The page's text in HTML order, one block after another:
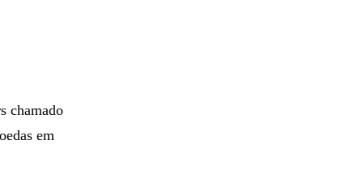
chamado
em